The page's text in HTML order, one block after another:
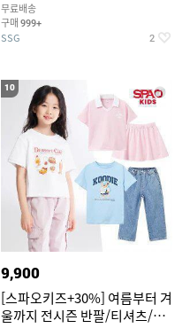
무료배송
구매 999+
SSG 2
10
9,900
[스파오키즈+30%] 여름부터 겨
울까지 전시즌 반팔/티셔츠/셋